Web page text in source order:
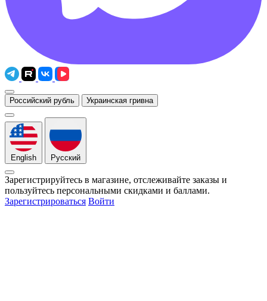
Российский рубль Украинская гривна
English Русский
Зарегистрируйтесь в магазине, отслеживайте заказы и
пользуйтесь персональными скидками и баллами.
Зарегистрироваться Войти